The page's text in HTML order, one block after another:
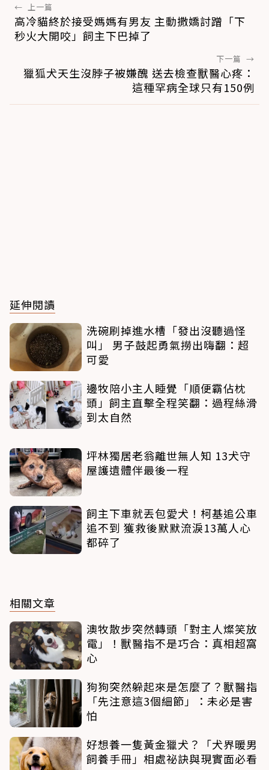
← 上一篇
高冷貓終於接受媽媽有男友 主動撒嬌討蹭「下
秒火大開咬」飼主下巴掉了
下一篇 →
獵狐犬天生沒脖子被嫌醜 送去檢查獸醫心疼：
這種罕病全球只有150例
延伸閱讀
洗碗刷掉進水槽「發出沒聽過怪
叫」 男子鼓起勇氣撈出嗨翻：超
可愛
邊牧陪小主人睡覺「順便霸佔枕
頭」飼主直擊全程笑翻：過程絲滑
到太自然
坪林獨居老翁離世無人知 13犬守
屋護遺體伴最後一程
飼主下車就丟包愛犬！柯基追公車
追不到 獲救後默默流淚13萬人心
都碎了
相關文章
澳牧散步突然轉頭「對主人燦笑放
電」！獸醫指不是巧合：真相超窩
心
狗狗突然躲起來是怎麼了？獸醫指
「先注意這3個細節」：未必是害
怕
好想養一隻黃金獵犬？「犬界暖男
飼養手冊」相處祕訣與現實面必看